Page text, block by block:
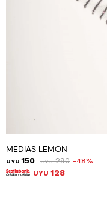
MEDIAS LEMON
UYU 150 UYU 290 48
UYU 128